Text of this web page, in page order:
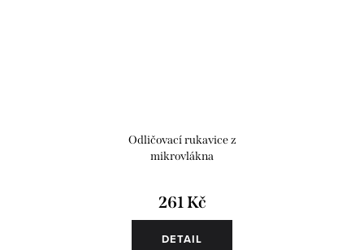
Odličovací rukavice z
mikrovlákna
261 Kč
DETAIL